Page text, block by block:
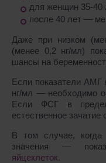
для женщин 35-40
после 40 лет ―
Даже при низком
(менее 0,2 нг/мл)
шансы на
Если показатели АМГ
нг/мл ― необходимо
Если ФСГ в
естественное зачатие
В том случае, когда
значения ―
яйцеклеток.